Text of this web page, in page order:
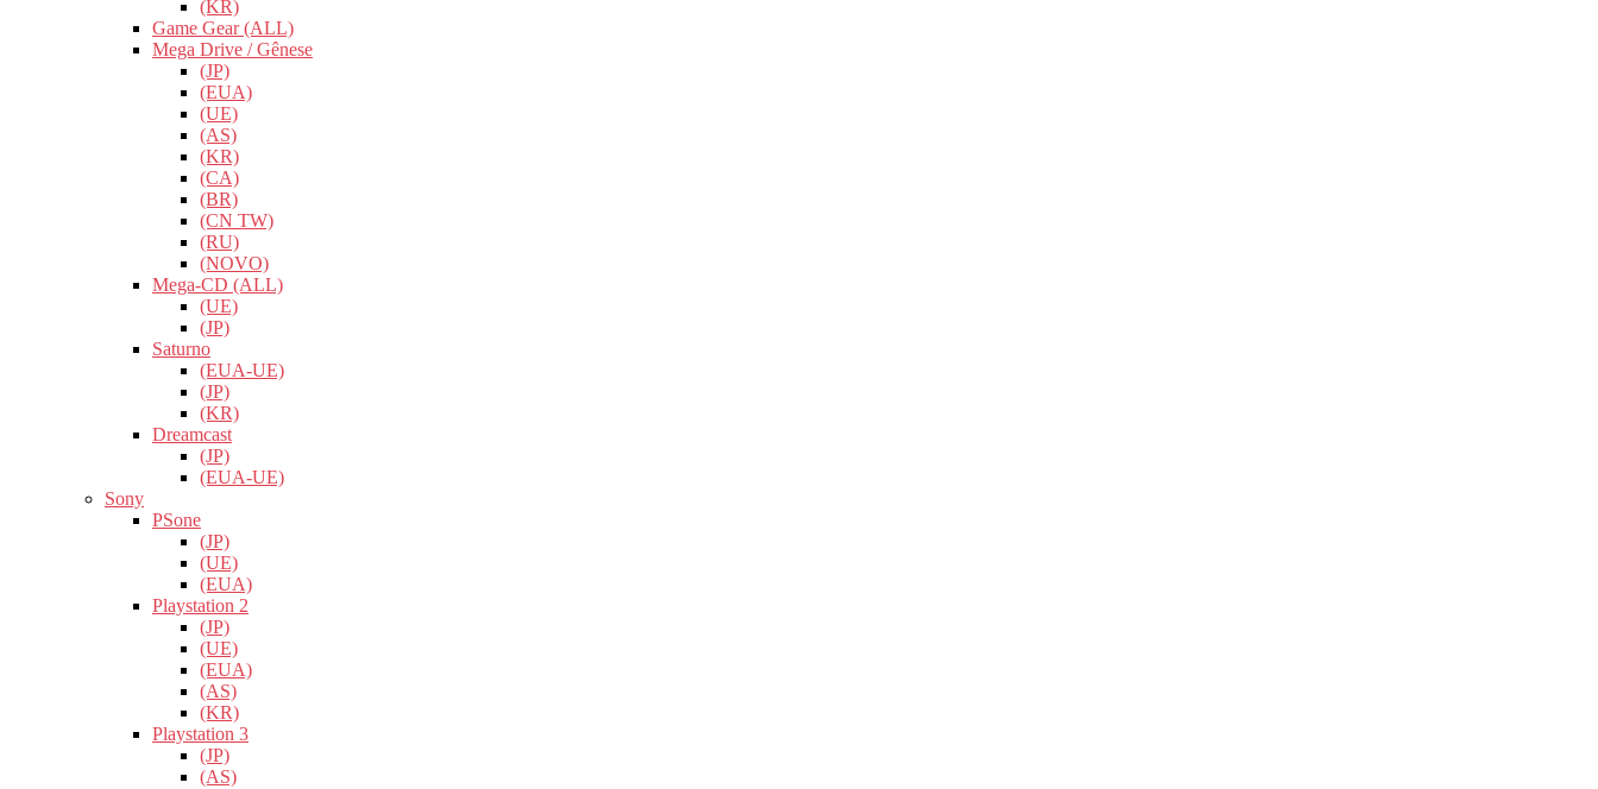
(KR)
Game Gear (ALL)
Mega Drive / Gênese
(JP)
(EUA)
(UE)
(AS)
(KR)
(CA)
(BR)
(CN TW)
(RU)
(NOVO)
Mega-CD (ALL)
(UE)
(JP)
Saturno
(EUA-UE)
(JP)
(KR)
Dreamcast
(JP)
(EUA-UE)
Sony
PSone
(JP)
(UE)
(EUA)
Playstation 2
(JP)
(UE)
(EUA)
(AS)
(KR)
Playstation 3
(JP)
(AS)